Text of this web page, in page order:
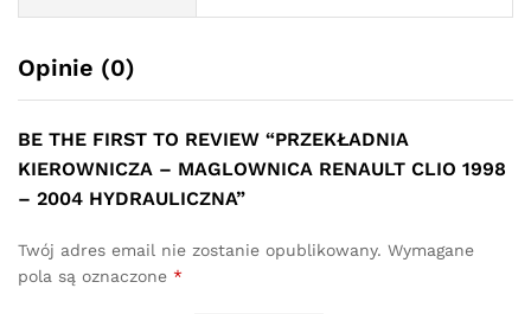
Opinie (0)
BE THE FIRST TO REVIEW “PRZEKŁADNIA
KIEROWNICZA – MAGLOWNICA RENAULT CLIO 1998
– 2004 HYDRAULICZNA”
Twój adres email nie zostanie opublikowany. Wymagane
pola są oznaczone *